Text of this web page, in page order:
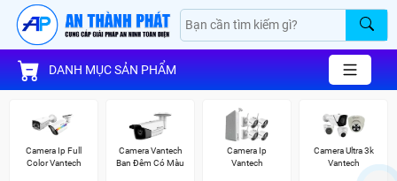
DANH MỤC SẢN PHẨM
Camera Ip Full
Color Vantech
Camera Vantech
Ban Đêm Có Màu
Camera Ip
Vantech
Camera Ultra 3k
Vantech